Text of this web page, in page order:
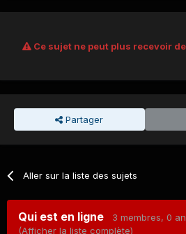
Ce sujet ne peut plus recevoir
Partager
Aller sur la liste des sujets
Qui est en ligne 3 membres, 0
(Afficher la liste complète)